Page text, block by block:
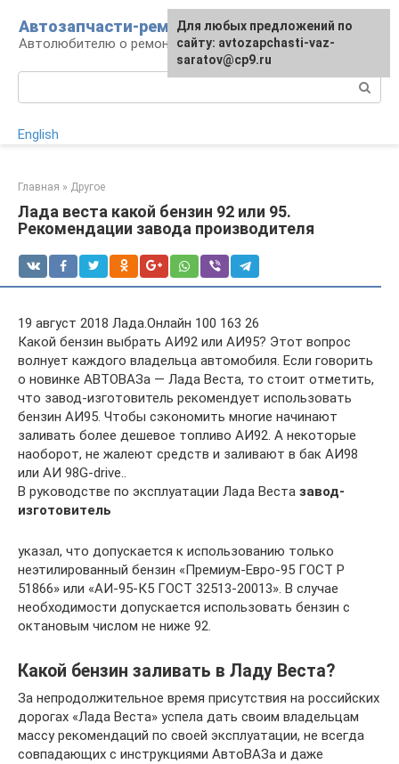
контенту
Автозапчасти-ремонт
Автолюбителю о ремонте машины
English
Главная » Другое
Лада веста какой бензин 92 или 95.
Рекомендации завода производителя
19 август 2018 Лада.Онлайн 100 163 26
Какой бензин выбрать АИ92 или АИ95? Этот вопрос
волнует каждого владельца автомобиля. Если говорить
о новинке АВТОВАЗа — Лада Веста, то стоит отметить,
что завод-изготовитель рекомендует использовать
бензин АИ95. Чтобы сэкономить многие начинают
заливать более дешевое топливо АИ92. А некоторые
наоборот, не жалеют средств и заливают в бак АИ98
или АИ 98G-drive..
В руководстве по эксплуатации Лада Веста завод-
изготовитель
указал, что допускается к использованию только
неэтилированный бензин «Премиум-Евро-95 ГОСТ Р
51866» или «АИ-95-К5 ГОСТ 32513-20013». В случае
необходимости допускается использовать бензин с
октановым числом не ниже 92.
Какой бензин заливать в Ладу Веста?
За непродолжительное время присутствия на российских
дорогах «Лада Веста» успела дать своим владельцам
массу рекомендаций по своей эксплуатации, не всегда
совпадающих с инструкциями АвтоВАЗа и даже
Для любых предложений по
сайту: avtozapchasti-vaz-
saratov@cp9.ru